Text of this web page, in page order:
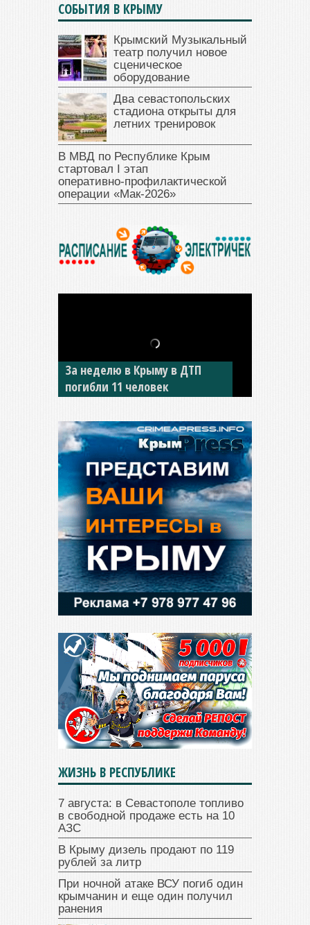
СОБЫТИЯ В КРЫМУ
Крымский Музыкальный
театр получил новое
сценическое
оборудование
Два севастопольских
стадиона открыты для
летних тренировок
В МВД по Республике Крым
стартовал I этап
оперативно‑профилактической
операции «Мак‑2026»
В Джанкое водитель ВАЗа
сбил двух детей на «зебре»
ЖИЗНЬ В РЕСПУБЛИКЕ
7 августа: в Севастополе топливо
в свободной продаже есть на 10
АЗС
В Крыму дизель продают по 119
рублей за литр
При ночной атаке ВСУ погиб один
крымчанин и еще один получил
ранения